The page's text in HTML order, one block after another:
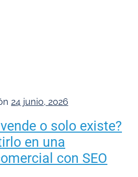
24 junio, 2026
o solo existe?
en una
con SEO